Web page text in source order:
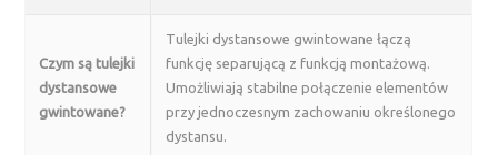
Czym są tulejki
dystansowe
gwintowane?
Tulejki dystansowe gwintowane łączą
funkcję separującą z funkcją montażową.
Umożliwiają stabilne połączenie elementów
przy jednoczesnym zachowaniu określonego
dystansu.